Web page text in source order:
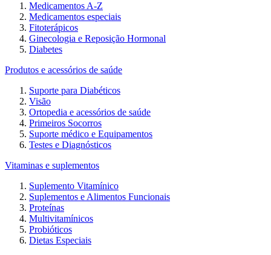
Medicamentos A-Z
Medicamentos especiais
Fitoterápicos
Ginecologia e Reposição Hormonal
Diabetes
Produtos e acessórios de saúde
Suporte para Diabéticos
Visão
Ortopedia e acessórios de saúde
Primeiros Socorros
Suporte médico e Equipamentos
Testes e Diagnósticos
Vitaminas e suplementos
Suplemento Vitamínico
Suplementos e Alimentos Funcionais
Proteínas
Multivitamínicos
Probióticos
Dietas Especiais